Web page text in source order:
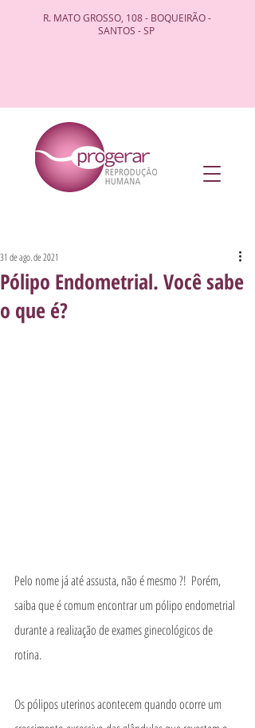
R. MATO GROSSO, 108 - BOQUEIRÃO -
SANTOS - SP
Pólipo Endometrial. Você sabe
o que é?
31 de ago. de 2021
Pelo nome já até assusta, não é mesmo ?!  Porém,
saiba que é comum encontrar um pólipo endometrial
durante a realização de exames ginecológicos de
rotina.
Os pólipos uterinos acontecem quando ocorre um